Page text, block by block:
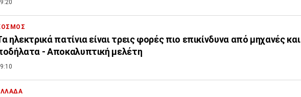
ηλεκτρικά πατίνια είναι τρεις φορές πιο επικίνδυνα από μηχανές και
- Αποκαλυπτική μελέτη